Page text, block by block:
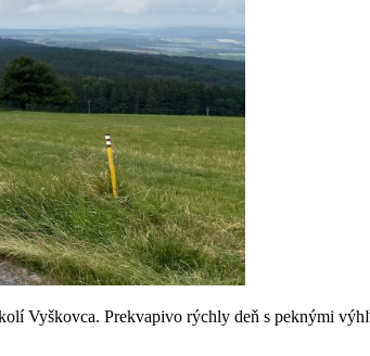
Vyškovca. Prekvapivo rýchly deň s peknými